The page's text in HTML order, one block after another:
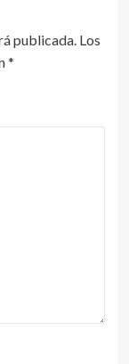
publicada. Los
*